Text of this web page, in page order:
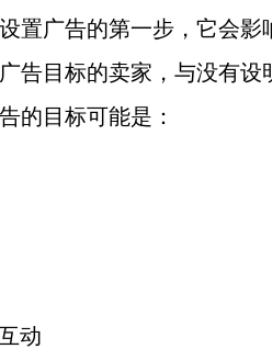
设置广告的第一步，它会影
告目标的卖家，与没有
的目标可能是：
动